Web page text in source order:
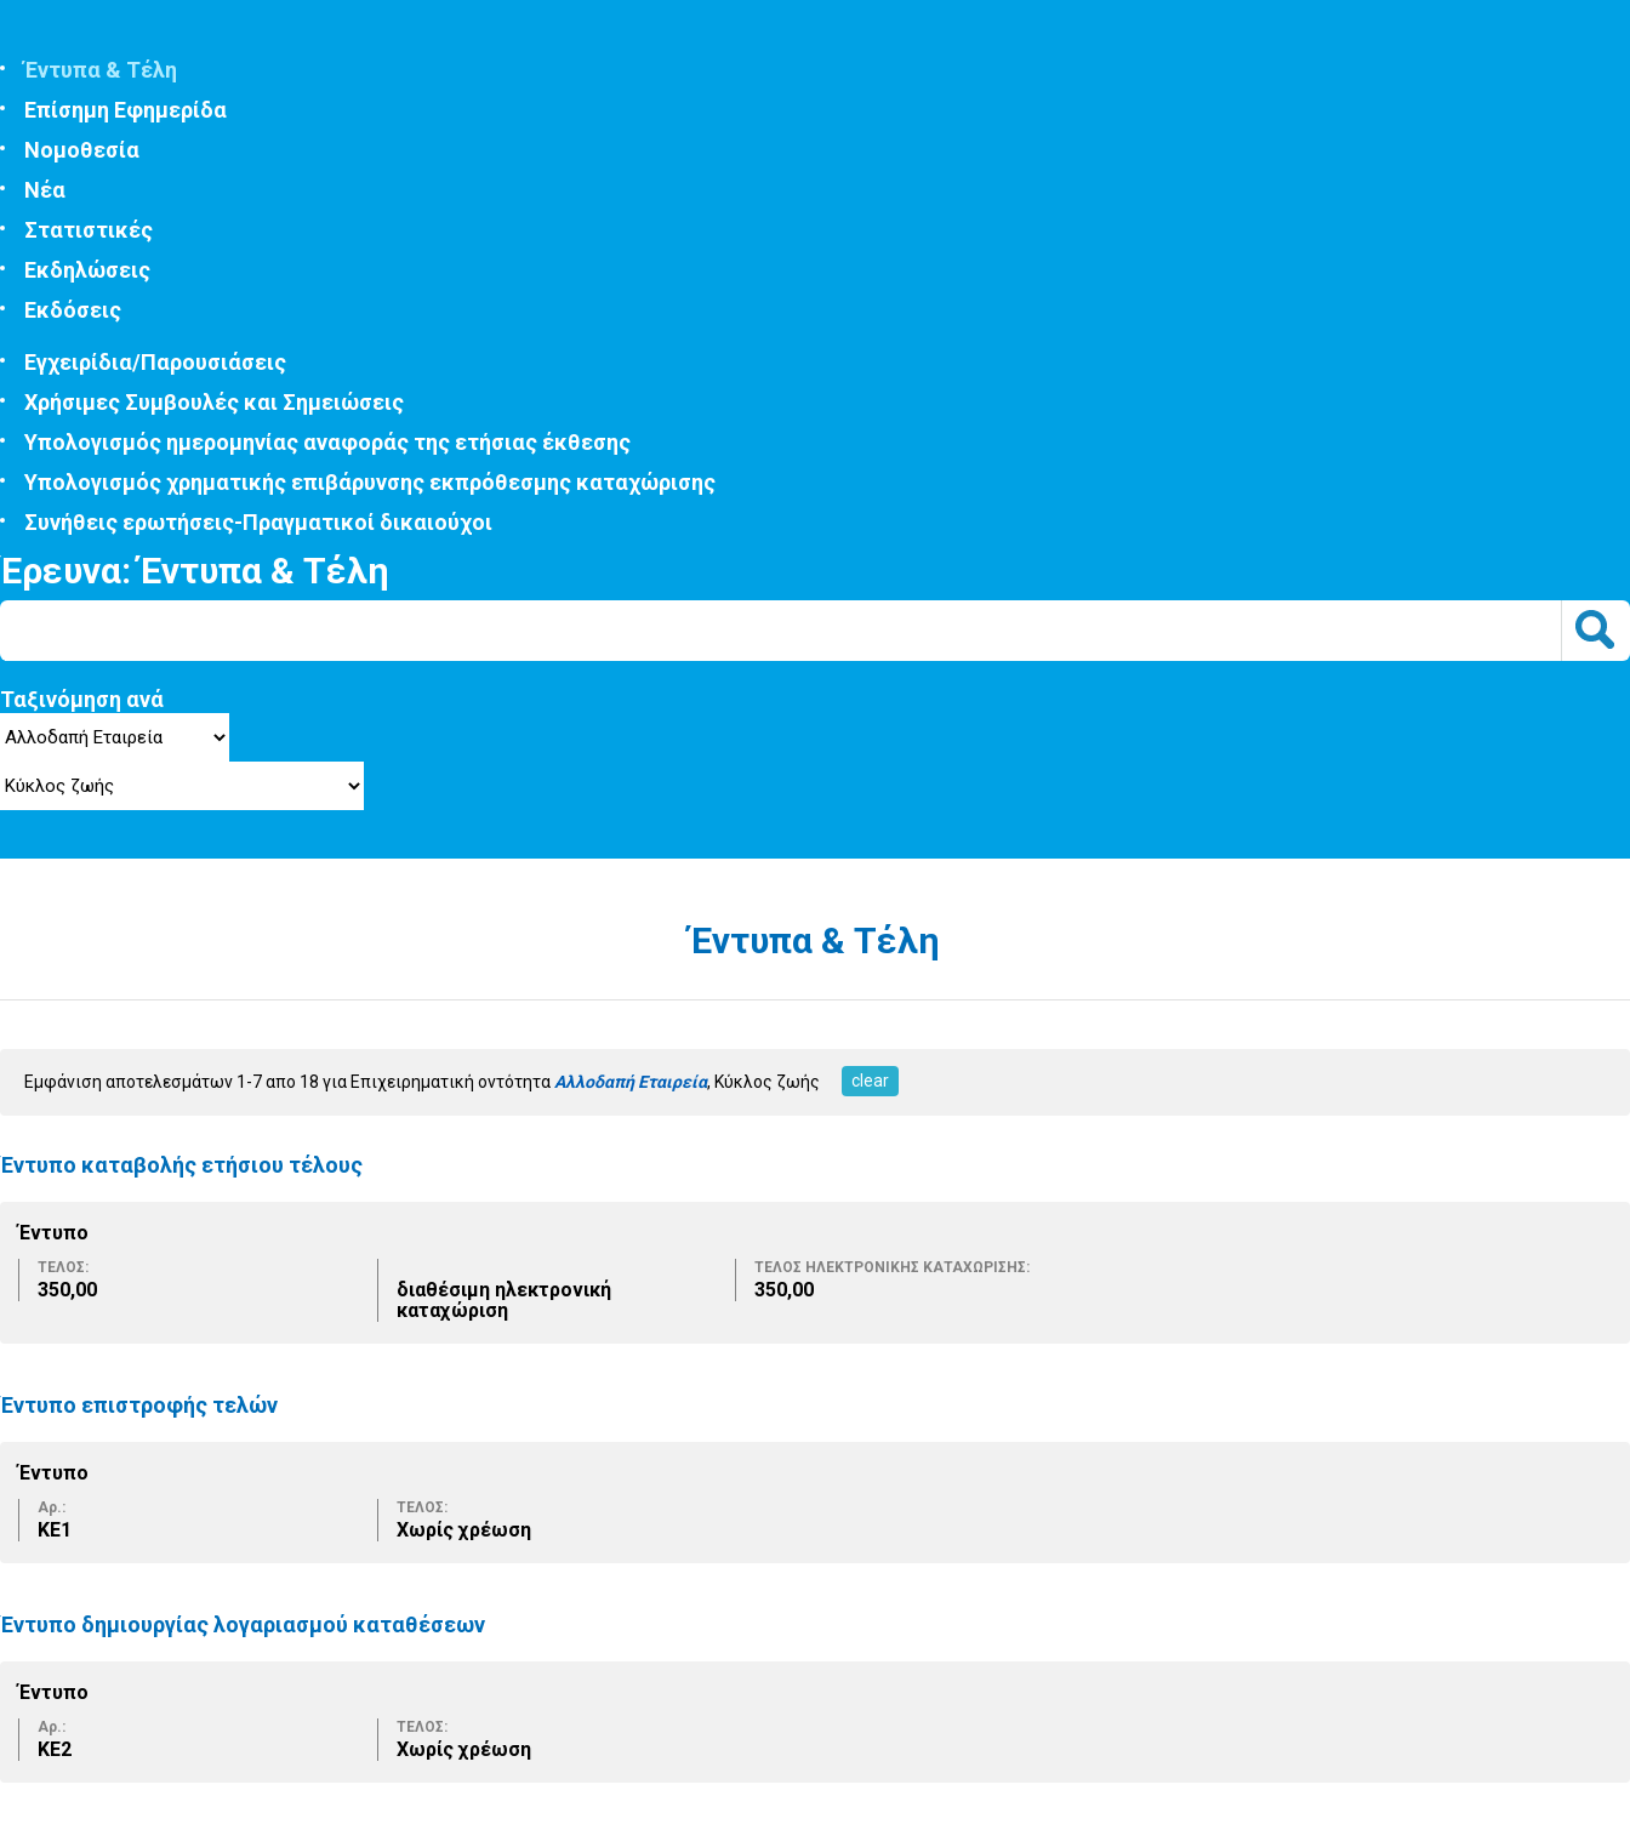
Έντυπα & Τέλη
Επίσημη Εφημερίδα
Νομοθεσία
Νέα
Στατιστικές
Εκδηλώσεις
Εκδόσεις
Εγχειρίδια/Παρουσιάσεις
Χρήσιμες Συμβουλές και Σημειώσεις
Υπολογισμός ημερομηνίας αναφοράς της ετήσιας έκθεσης
Υπολογισμός χρηματικής επιβάρυνσης εκπρόθεσμης καταχώρισης
Συνήθεις ερωτήσεις-Πραγματικοί δικαιούχοι
Έρευνα: Έντυπα & Τέλη
Ταξινόμηση ανά
Έντυπα & Τέλη
Εμφάνιση αποτελεσμάτων 1-7 απο 18 για Επιχειρηματική οντότητα Αλλοδαπή Εταιρεία, Κύκλος ζωής clear
Έντυπο καταβολής ετήσιου τέλους
Έντυπο
ΤΕΛΟΣ:
350,00
διαθέσιμη ηλεκτρονική
καταχώριση
ΤΕΛΟΣ ΗΛΕΚΤΡΟΝΙΚΗΣ ΚΑΤΑΧΩΡΙΣΗΣ:
350,00
Έντυπο επιστροφής τελών
Έντυπο
Αρ.:
ΚΕ1
ΤΕΛΟΣ:
Χωρίς χρέωση
Έντυπο δημιουργίας λογαριασμού καταθέσεων
Έντυπο
Αρ.:
KE2
ΤΕΛΟΣ:
Χωρίς χρέωση